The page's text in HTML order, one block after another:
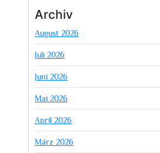
Archiv
August 2026
Juli 2026
Juni 2026
Mai 2026
April 2026
März 2026